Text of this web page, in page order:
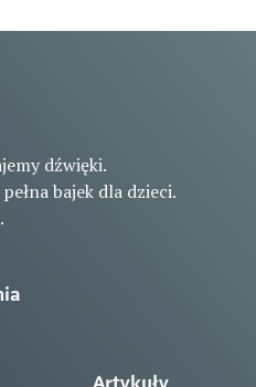
dźwięki.
bajek dla dzieci.